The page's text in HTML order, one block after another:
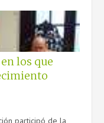
los que
participó de la